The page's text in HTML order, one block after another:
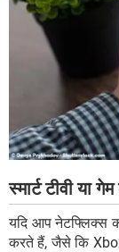
स्मार्ट टीवी या
यदि आप नेटफ्लिक्स
करते हैं, जैसे कि